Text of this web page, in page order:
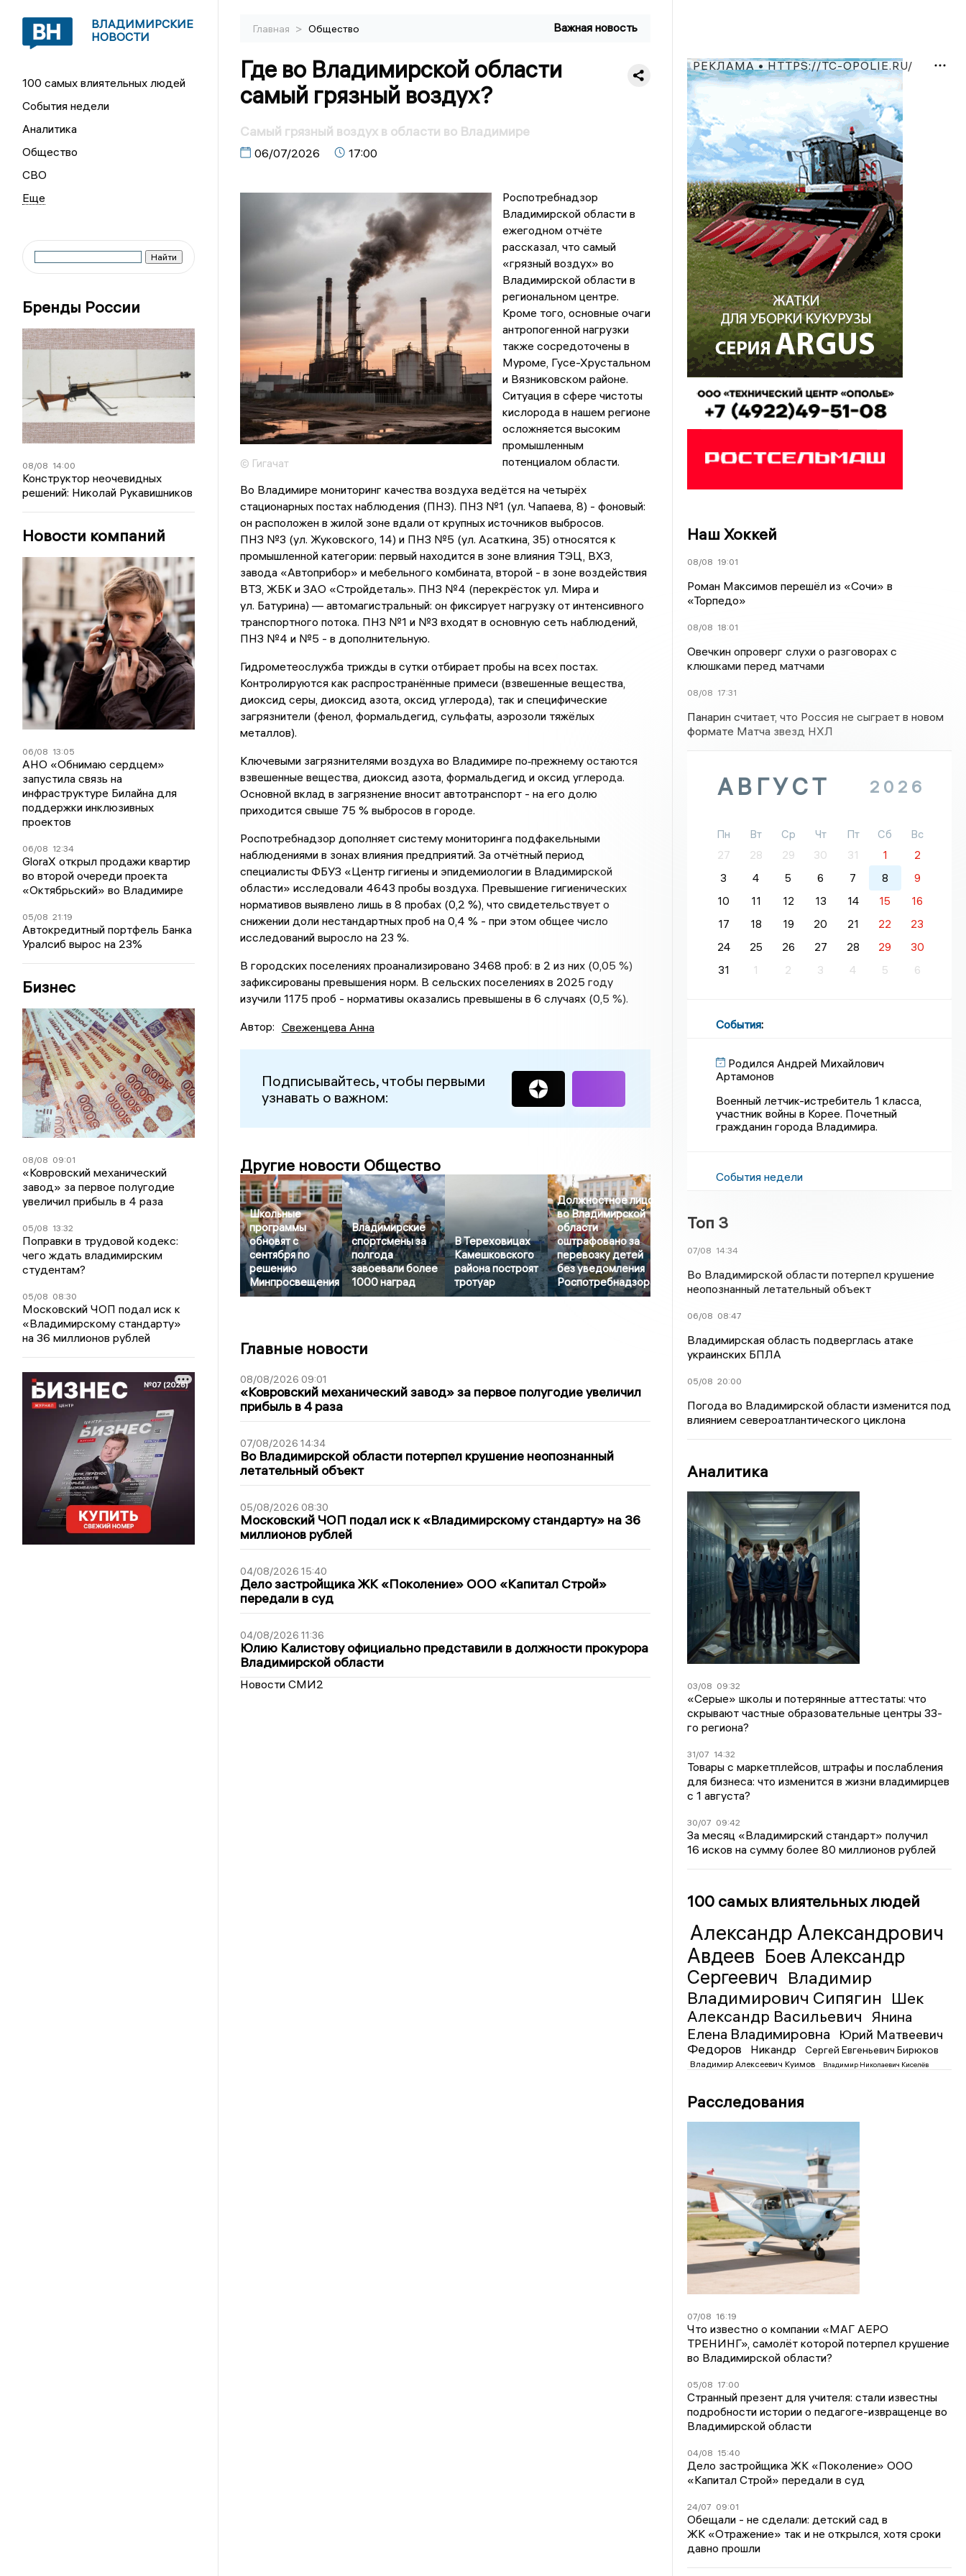
ВЛАДИМИРСКИЕ
НОВОСТИ
100 самых влиятельных людей
События недели
Аналитика
Общество
СВО
Бренды России
08/08 14:00
Конструктор неочевидных
решений: Николай Рукавишников
Новости компаний
06/08 13:05
АНО «Обнимаю сердцем»
запустила связь на
инфраструктуре Билайна для
поддержки инклюзивных
проектов
06/08 12:34
GloraX открыл продажи квартир
во второй очереди проекта
«Октябрьский» во Владимире
05/08 21:19
Автокредитный портфель Банка
Уралсиб вырос на 23%
Бизнес
08/08 09:01
«Ковровский механический
завод» за первое полугодие
увеличил прибыль в 4 раза
05/08 13:32
Поправки в трудовой кодекс:
чего ждать владимирским
студентам?
05/08 08:30
Московский ЧОП подал иск к
«Владимирскому стандарту»
на 36 миллионов рублей
Главная > Общество Важная новость
Где во Владимирской области
самый грязный воздух?
Самый грязный воздух в области во Владимире
06/07/2026 17:00
© Гигачат
Роспотребнадзор
Владимирской области в
ежегодном отчёте
рассказал, что самый
«грязный воздух» во
Владимирской области в
региональном центре.
Кроме того, основные очаги
антропогенной нагрузки
также сосредоточены в
Муроме, Гусе-Хрустальном
и Вязниковском районе.
Ситуация в сфере чистоты
кислорода в нашем регионе
осложняется высоким
промышленным
потенциалом области.
Во Владимире мониторинг качества воздуха ведётся на четырёх
стационарных постах наблюдения (ПНЗ). ПНЗ №1 (ул. Чапаева, 8) - фоновый:
он расположен в жилой зоне вдали от крупных источников выбросов.
ПНЗ №3 (ул. Жуковского, 14) и ПНЗ №5 (ул. Асаткина, 35) относятся к
промышленной категории: первый находится в зоне влияния ТЭЦ, ВХЗ,
завода «Автоприбор» и мебельного комбината, второй - в зоне воздействия
ВТЗ, ЖБК и ЗАО «Стройдеталь». ПНЗ №4 (перекрёсток ул. Мира и
ул. Батурина) — автомагистральный: он фиксирует нагрузку от интенсивного
транспортного потока. ПНЗ №1 и №3 входят в основную сеть наблюдений,
ПНЗ №4 и №5 - в дополнительную.
Гидрометеослужба трижды в сутки отбирает пробы на всех постах.
Контролируются как распространённые примеси (взвешенные вещества,
диоксид серы, диоксид азота, оксид углерода), так и специфические
загрязнители (фенол, формальдегид, сульфаты, аэрозоли тяжёлых
металлов).
Ключевыми загрязнителями воздуха во Владимире по‑прежнему остаются
взвешенные вещества, диоксид азота, формальдегид и оксид углерода.
Основной вклад в загрязнение вносит автотранспорт - на его долю
приходится свыше 75 % выбросов в городе.
Роспотребнадзор дополняет систему мониторинга подфакельными
наблюдениями в зонах влияния предприятий. За отчётный период
специалисты ФБУЗ «Центр гигиены и эпидемиологии в Владимирской
области» исследовали 4643 пробы воздуха. Превышение гигиенических
нормативов выявлено лишь в 8 пробах (0,2 %), что свидетельствует о
снижении доли нестандартных проб на 0,4 % - при этом общее число
исследований выросло на 23 %.
В городских поселениях проанализировано 3468 проб: в 2 из них (0,05 %)
зафиксированы превышения норм. В сельских поселениях в 2025 году
изучили 1175 проб - нормативы оказались превышены в 6 случаях (0,5 %).
Автор: Свеженцева Анна
Подписывайтесь, чтобы первыми
узнавать о важном:
Другие новости Общество
Школьные
программы
обновят с
сентября по
решению
Минпросвещения
Владимирские
спортсмены за
полгода
завоевали более
1000 наград
В Тереховицах
Камешковского
района построят
тротуар
Должностное лицо
во Владимирской
области
оштрафовано за
перевозку детей
без уведомления
Роспотребнадзора
Главные новости
08/08/2026 09:01
«Ковровский механический завод» за первое полугодие увеличил
прибыль в 4 раза
07/08/2026 14:34
Во Владимирской области потерпел крушение неопознанный
летательный объект
05/08/2026 08:30
Московский ЧОП подал иск к «Владимирскому стандарту» на 36
миллионов рублей
04/08/2026 15:40
Дело застройщика ЖК «Поколение» ООО «Капитал Строй»
передали в суд
04/08/2026 11:36
Юлию Калистову официально представили в должности прокурора
Владимирской области
Новости СМИ2
РЕКЛАМА • HTTPS://TC-OPOLIE.RU/
Наш Хоккей
08/08 19:01
Роман Максимов перешёл из «Сочи» в
«Торпедо»
08/08 18:01
Овечкин опроверг слухи о разговорах с
клюшками перед матчами
08/08 17:31
Панарин считает, что Россия не сыграет в новом
формате Матча звезд НХЛ
АВГУСТ 2026
Пн Вт Ср Чт Пт Сб
Вс
27
28 29 30 31 1
2
3
4 5 6 7 8
9
10
11 12 13 14 15
16
17
18 19 20 21 22
23
24
25 26 27 28 29
30
31
1 2 3 4 5 6
События:
Родился Андрей Михайлович
Артамонов
Военный летчик-истребитель 1 класса,
участник войны в Корее. Почетный
гражданин города Владимира.
События недели
Топ 3
07/08 14:34
Во Владимирской области потерпел крушение
неопознанный летательный объект
06/08 08:47
Владимирская область подверглась атаке
украинских БПЛА
05/08 20:00
Погода во Владимирской области изменится под
влиянием североатлантического циклона
Аналитика
03/08 09:32
«Серые» школы и потерянные аттестаты: что
скрывают частные образовательные центры 33-
го региона?
31/07 14:32
Товары с маркетплейсов, штрафы и послабления
для бизнеса: что изменится в жизни владимирцев
с 1 августа?
30/07 09:42
За месяц «Владимирский стандарт» получил
16 исков на сумму более 80 миллионов рублей
100 самых влиятельных людей
Александр Александрович
Авдеев Боев Александр
Сергеевич Владимир
Владимирович Сипягин Шек
Александр Васильевич
Янина
Елена Владимировна
Юрий Матвеевич
Федоров
Никандр Сергей Евгеньевич Бирюков
Владимир Алексеевич Куимов Владимир Николаевич Киселёв
Расследования
07/08 16:19
Что известно о компании «МАГ АЕРО
ТРЕНИНГ», самолёт которой потерпел крушение
во Владимирской области?
05/08 17:00
Странный презент для учителя: стали известны
подробности истории о педагоге-извращенце во
Владимирской области
04/08 15:40
Дело застройщика ЖК «Поколение» ООО
«Капитал Строй» передали в суд
24/07 09:01
Обещали - не сделали: детский сад в
ЖК «Отражение» так и не открылся, хотя сроки
давно прошли